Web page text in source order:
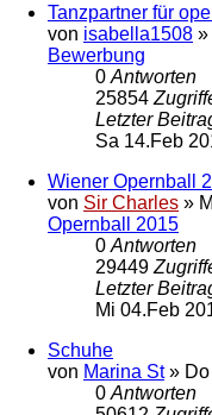
Tanzpartner für
von isabella1508 »
Bewerbung
0 Antworten
25854
Letzter
Sa 14.Feb
Wiener Opernball
von Sir Charles »
Opernball 2015
0 Antworten
29449
Letzter
Mi 04.Feb
Schuhe
von Marina St»
0 Antworten